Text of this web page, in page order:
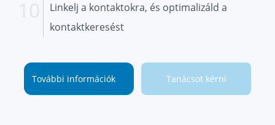
Linkelj a kontaktokra, és optimalizáld a
kontaktkeresést
További információk Tanácsot kérni